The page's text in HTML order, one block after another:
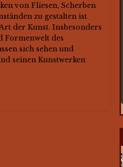
von Fliesen, Scherben
zu gestalten ist
der Kunst. Insbesonders
Formenwelt des
sich sehen und
seinen Kunstwerken